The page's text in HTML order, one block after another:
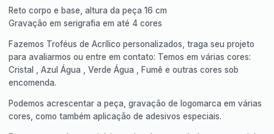
Reto corpo e base, altura da peça 16 cm
Gravação em serigrafia em até 4 cores
Fazemos Troféus de Acrílico personalizados, traga seu projeto
para avaliarmos ou entre em contato: Temos em várias cores:
Cristal , Azul Água , Verde Água , Fumê e outras cores sob
encomenda.
Podemos acrescentar a peça, gravação de logomarca em várias
cores, como também aplicação de adesivos especiais.